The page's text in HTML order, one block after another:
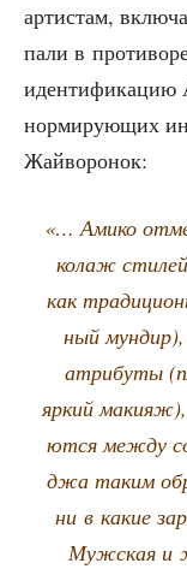
арти­стам,
па­ли в
иден­ти­фи­ка­цию
нор­ми­ру­ю­щих
Жайворонок:
«… Ами­ко
ко­лаж
как
ный
атри­бу­ты
яркий
ют­ся меж­ду
джа таким
ни в какие
Муж­ская и